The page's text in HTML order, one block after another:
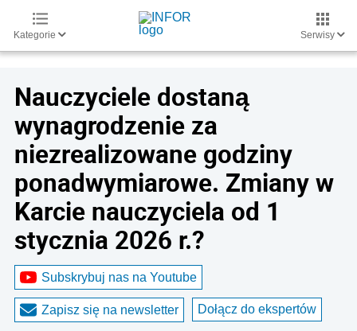
Kategorie Serwisy
Nauczyciele dostaną
wynagrodzenie za
niezrealizowane godziny
ponadwymiarowe. Zmiany w
Karcie nauczyciela od 1
stycznia 2026 r.?
Subskrybuj nas na Youtube
Zapisz się na newsletter Dołącz do ekspertów